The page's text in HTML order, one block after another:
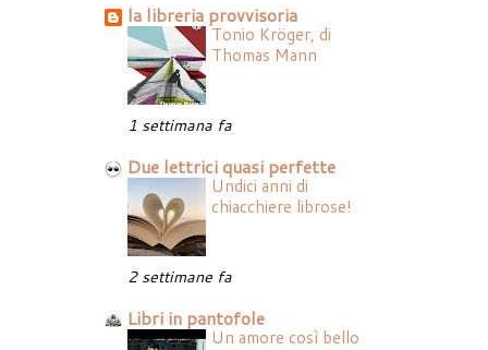
la libreria provvisoria
Tonio Kröger, di
Thomas Mann
1 settimana fa
Due lettrici quasi perfette
Undici anni di
chiacchiere librose!
2 settimane fa
Libri in pantofole
Un amore così bello